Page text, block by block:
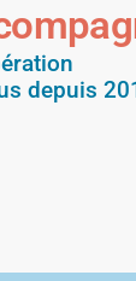
depuis